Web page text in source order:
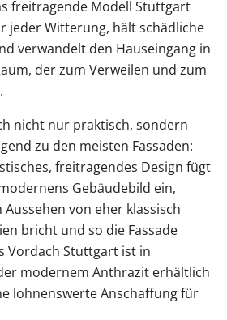
freitragende Modell Stuttgart
jeder Witterung, hält schädliche
verwandelt den Hauseingang in
der zum Verweilen und zum
nicht nur praktisch, sondern
zu den meisten Fassaden:
freitragendes Design fügt
Gebäudebild ein,
von eher klassisch
bricht und so die Fassade
Vordach Stuttgart ist in
modernem Anthrazit erhältlich
lohnenswerte Anschaffung für